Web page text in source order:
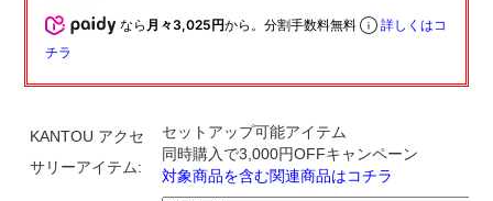
なら 月々3,025円から。分割手数料無料
詳しくはコ
チラ
KANTOU アクセ
サリーアイテム:
セットアップ可能アイテム
同時購入で3,000円OFFキャンペーン
対象商品を含む関連商品はコチラ